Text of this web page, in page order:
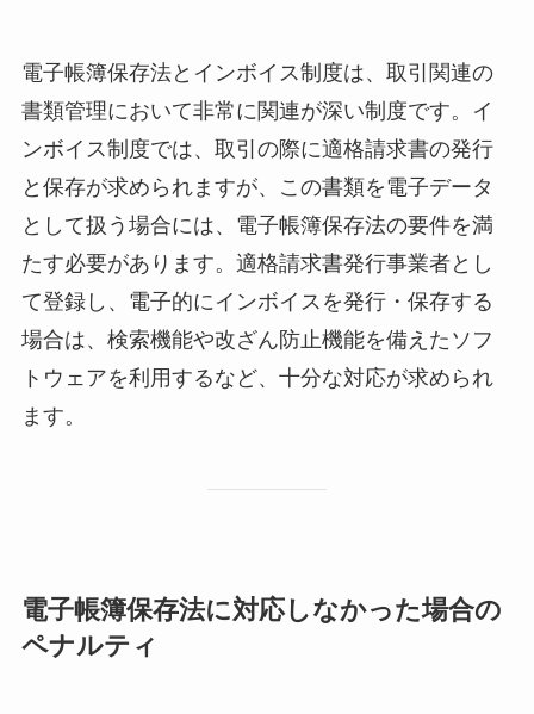
電子帳簿保存法とインボイス制度は、取引関連の
書類管理において非常に関連が深い制度です。イ
ンボイス制度では、取引の際に適格請求書の発行
と保存が求められますが、この書類を電子データ
として扱う場合には、電子帳簿保存法の要件を満
たす必要があります。適格請求書発行事業者とし
て登録し、電子的にインボイスを発行・保存する
場合は、検索機能や改ざん防止機能を備えたソフ
トウェアを利用するなど、十分な対応が求められ
ます。
電子帳簿保存法に対応しなかった場合の
ペナルティ